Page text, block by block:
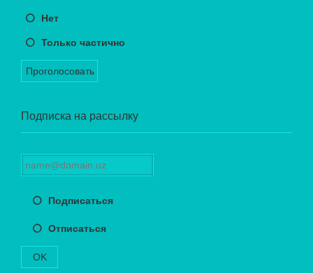
Нет
Только частично
Проголосовать
Подписка на рассылку
Подписаться
Отписаться
OK